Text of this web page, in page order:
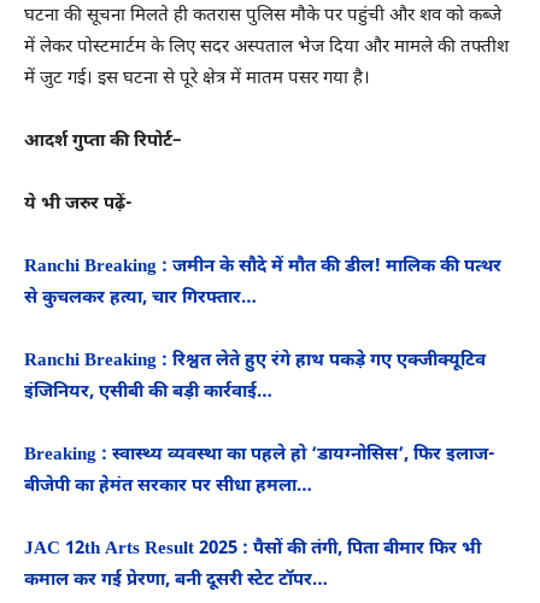
घटना की सूचना मिलते ही कतरास पुलिस मौके पर पहुंची और शव को कब्जे
में लेकर पोस्टमार्टम के लिए सदर अस्पताल भेज दिया और मामले की तफ्तीश
में जुट गई। इस घटना से पूरे क्षेत्र में मातम पसर गया है।
आदर्श गुप्ता की रिपोर्ट–
ये भी जरुर पढ़ें-
Ranchi Breaking : जमीन के सौदे में मौत की डील! मालिक की पत्थर
से कुचलकर हत्या, चार गिरफ्तार…
Ranchi Breaking : रिश्वत लेते हुए रंगे हाथ पकड़े गए एक्जीक्यूटिव
इंजिनियर, एसीबी की बड़ी कार्रवाई…
Breaking : स्वास्थ्य व्यवस्था का पहले हो ‘डायग्नोसिस’, फिर इलाज-
बीजेपी का हेमंत सरकार पर सीधा हमला…
JAC 12th Arts Result 2025 : पैसों की तंगी, पिता बीमार फिर भी
कमाल कर गई प्रेरणा, बनी दूसरी स्टेट टॉपर…